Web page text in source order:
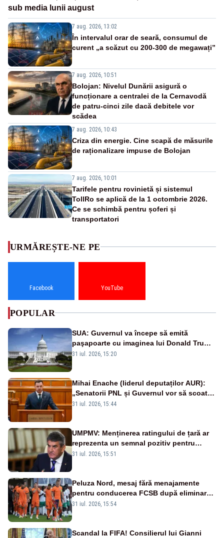
sub media lunii august
7 aug. 2026, 13:02
În intervalul orar de seară, consumul de
curent „a scăzut cu 200-300 de megawați”
7 aug. 2026, 10:51
Bolojan: Nivelul Dunării asigură o
funcționare a centralei de la Cernavodă
de patru-cinci zile dacă debitele vor
scădea
7 aug. 2026, 10:43
Criza din energie. Cine scapă de măsurile
de raționalizare impuse de Bolojan
7 aug. 2026, 10:01
Tarifele pentru rovinietă și sistemul
TollRo se aplică de la 1 octombrie 2026.
Ce se schimbă pentru șoferi și
transportatori
URMĂREȘTE-NE PE
Facebook YouTube
POPULAR
SUA: Guvernul va începe să emită
paşapoarte cu imaginea lui Donald Trump
începând cu 8 august
31 iul. 2026, 15:20
Mihai Enache (liderul deputaților AUR):
„Senatorii PNL și Guvernul vor să scoată
la vânzare bunuri publice pentru a stinge
31 iul. 2026, 15:44
UMPMV: Menținerea ratingului de țară ar
reprezenta un semnal pozitiv pentru
România. Autoritățile trebuie să continue
31 iul. 2026, 15:51
Peluza Nord, mesaj fără menajamente
pentru conducerea FCSB după eliminarea
rușinoasă din Conference League
31 iul. 2026, 15:54
Scandal la FIFA! Consilierul lui Gianni